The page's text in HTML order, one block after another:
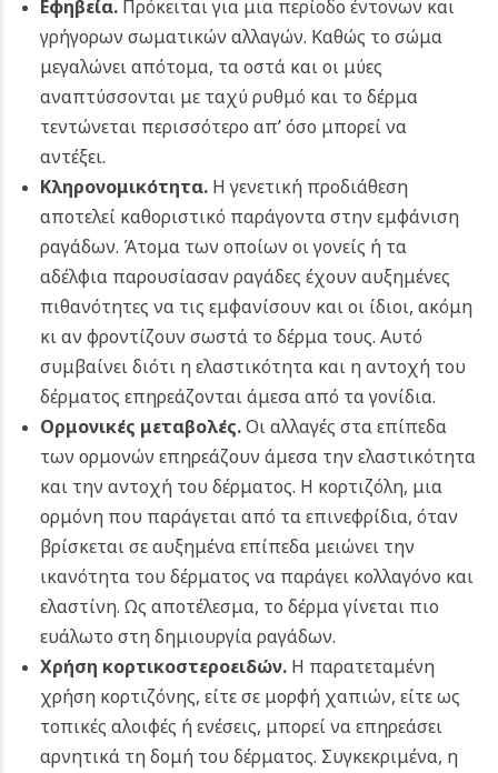
Εφηβεία. Πρόκειται για μια περίοδο έντονων και
γρήγορων σωματικών αλλαγών. Καθώς το σώμα
μεγαλώνει απότομα, τα οστά και οι μύες
αναπτύσσονται με ταχύ ρυθμό και το δέρμα
τεντώνεται περισσότερο απ’ όσο μπορεί να
αντέξει.
Κληρονομικότητα.Η γενετική προδιάθεση
αποτελεί καθοριστικό παράγοντα στην εμφάνιση
ραγάδων. Άτομα των οποίων οι γονείς ή τα
αδέλφια παρουσίασαν ραγάδες έχουν αυξημένες
πιθανότητες να τις εμφανίσουν και οι ίδιοι, ακόμη
κι αν φροντίζουν σωστά το δέρμα τους. Αυτό
συμβαίνει διότι η ελαστικότητα και η αντοχή του
δέρματος επηρεάζονται άμεσα από τα γονίδια.
Ορμονικές μεταβολές.Οι αλλαγές στα επίπεδα
των ορμονών επηρεάζουν άμεσα την ελαστικότητα
και την αντοχή του δέρματος. Η κορτιζόλη, μια
ορμόνη που παράγεται από τα επινεφρίδια, όταν
βρίσκεται σε αυξημένα επίπεδα μειώνει την
ικανότητα του δέρματος να παράγει κολλαγόνο και
ελαστίνη. Ως αποτέλεσμα, το δέρμα γίνεται πιο
ευάλωτο στη δημιουργία ραγάδων.
Χρήση κορτικοστεροειδών. Η παρατεταμένη
χρήση κορτιζόνης, είτε σε μορφή χαπιών, είτε ως
τοπικές αλοιφές ή ενέσεις, μπορεί να επηρεάσει
αρνητικά τη δομή του δέρματος. Συγκεκριμένα, η